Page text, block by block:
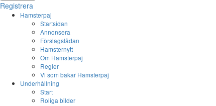
Registrera
Hamsterpaj
Startsidan
Annonsera
Förslagslådan
Hamsternytt
Om Hamsterpaj
Regler
Vi som bakar Hamsterpaj
Underhållning
Start
Roliga bilder